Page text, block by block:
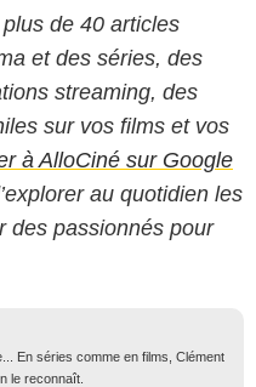
de 40 articles
et des séries, des
streaming, des
sur vos films et vos
à AlloCiné sur Google
au quotidien les
des passionnés pour
En séries comme en films, Clément
le reconnaît.